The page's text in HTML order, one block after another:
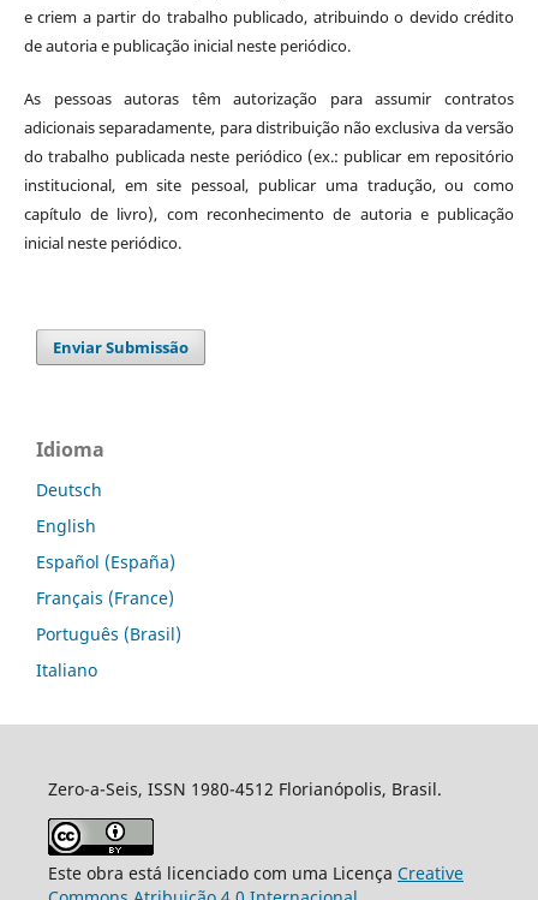
e criem a partir do trabalho publicado, atribuindo o devido crédito
de autoria e publicação inicial neste periódico.
As pessoas autoras têm autorização para assumir contratos
adicionais separadamente, para distribuição não exclusiva da versão
do trabalho publicada neste periódico (ex.: publicar em repositório
institucional, em site pessoal, publicar uma tradução, ou como
capítulo de livro), com reconhecimento de autoria e publicação
inicial neste periódico.
Enviar Submissão
Idioma
Deutsch
English
Español (España)
Français (France)
Português (Brasil)
Italiano
Zero-a-Seis, ISSN 1980-4512 Florianópolis, Brasil.
Este obra está licenciado com uma Licença Creative